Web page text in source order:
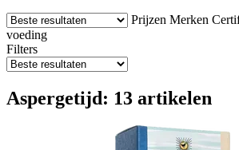
Prijzen Merken
voeding
Filters
Aspergetijd: 13 artikelen